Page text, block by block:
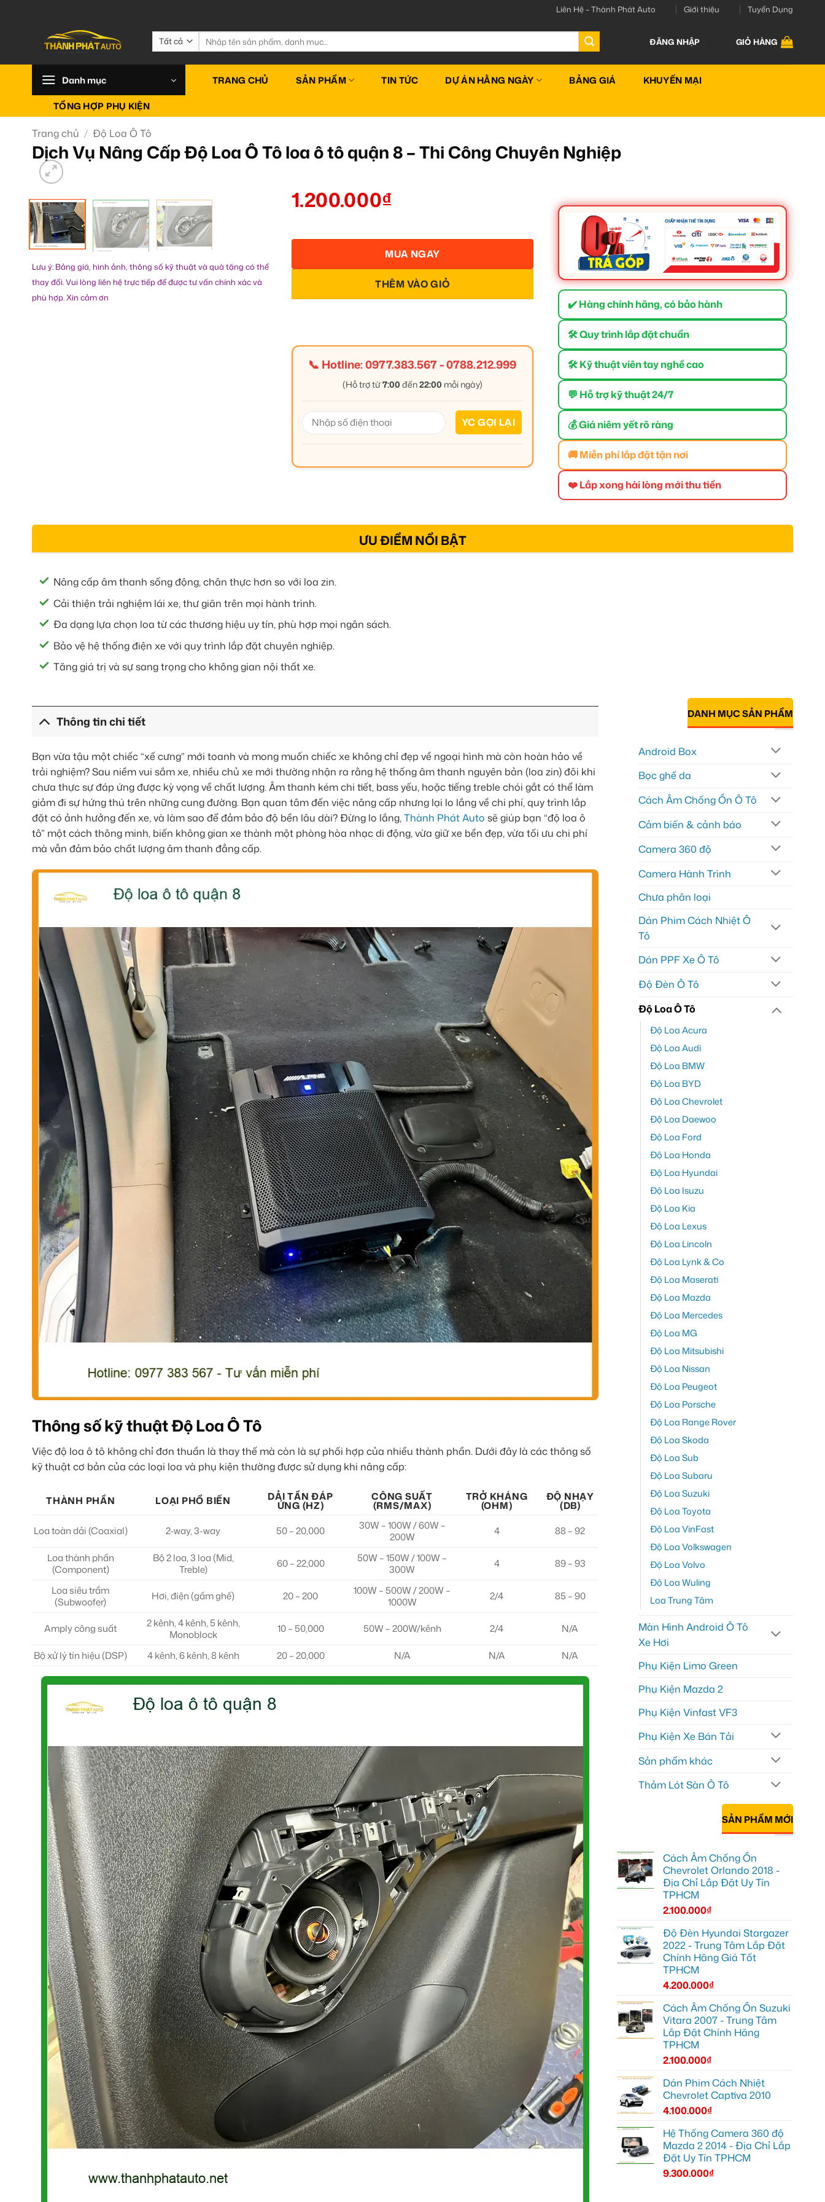
Liên Hệ – Thành Phát Auto Giới thiệu Tuyển Dụng
Tìm
kiếm:
ĐĂNG NHẬP GIỎ HÀNG
Danh mục TRANG CHỦ SẢN PHẨM TIN TỨC DỰ ÁN HẰNG NGÀY BẢNG GIÁ KHUYẾN MẠI
TỔNG HỢP PHỤ KIỆN
Trang chủ / Độ Loa Ô Tô
Dịch Vụ Nâng Cấp Độ Loa Ô Tô loa ô tô quận 8 – Thi Công Chuyên Nghiệp
Lưu ý: Bảng giá, hình ảnh, thông số kỹ thuật và quà tặng có thể
thay đổi. Vui lòng liên hệ trực tiếp để được tư vấn chính xác và
phù hợp. Xin cảm ơn
1.200.000₫
THÊM VÀO GIỎ
MUA NGAY
📞 Hotline:0977.383.567-0788.212.999
(Hỗ trợ từ7:00 đến22:00 mỗi ngày)
✔️ Hàng chính hãng, có bảo hành
🛠 Quy trình lắp đặt chuẩn
🛠 Kỹ thuật viên tay nghề cao
💬 Hỗ trợ kỹ thuật 24/7
💰 Giá niêm yết rõ ràng
🚚 Miễn phí lắp đặt tận nơi
❤️ Lắp xong hài lòng mới thu tiền
ƯU ĐIỂM NỔI BẬT
Nâng cấp âm thanh sống động, chân thực hơn so với loa zin.
Cải thiện trải nghiệm lái xe, thư giãn trên mọi hành trình.
Đa dạng lựa chọn loa từ các thương hiệu uy tín, phù hợp mọi ngân sách.
Bảo vệ hệ thống điện xe với quy trình lắp đặt chuyên nghiệp.
Tăng giá trị và sự sang trọng cho không gian nội thất xe.
Thông tin chi tiết
Bạn vừa tậu một chiếc “xế cưng” mới toanh và mong muốn chiếc xe không chỉ đẹp về ngoại hình mà còn hoàn hảo về
trải nghiệm? Sau niềm vui sắm xe, nhiều chủ xe mới thường nhận ra rằng hệ thống âm thanh nguyên bản (loa zin) đôi khi
chưa thực sự đáp ứng được kỳ vọng về chất lượng. Âm thanh kém chi tiết, bass yếu, hoặc tiếng treble chói gắt có thể làm
giảm đi sự hứng thú trên những cung đường. Bạn quan tâm đến việc nâng cấp nhưng lại lo lắng về chi phí, quy trình lắp
đặt có ảnh hưởng đến xe, và làm sao để đảm bảo độ bền lâu dài? Đừng lo lắng,Thành Phát Auto sẽ giúp bạn “độ loa ô
tô” một cách thông minh, biến không gian xe thành một phòng hòa nhạc di động, vừa giữ xe bền đẹp, vừa tối ưu chi phí
mà vẫn đảm bảo chất lượng âm thanh đẳng cấp.
Thông số kỹ thuật Độ Loa Ô Tô
Việc độ loa ô tô không chỉ đơn thuần là thay thế mà còn là sự phối hợp của nhiều thành phần. Dưới đây là các thông số
kỹ thuật cơ bản của các loại loa và phụ kiện thường được sử dụng khi nâng cấp:
THÀNH PHẦN LOẠI PHỔ BIẾN DẢI TẦN ĐÁP
ỨNG (HZ)
CÔNG SUẤT
(RMS/MAX)
TRỞ KHÁNG
(OHM)
ĐỘ NHẠY
(DB)
Loa toàn dải (Coaxial)
2-way, 3-way 50 – 20,000
30W – 100W / 60W –
200W
4 88 – 92
Loa thành phần
(Component)
Bộ 2 loa, 3 loa (Mid,
Treble)
60 – 22,000
50W – 150W / 100W –
300W
4 89 – 93
Loa siêu trầm
(Subwoofer)
Hơi, điện (gầm ghế) 20 – 200
100W – 500W / 200W –
1000W
2/4 85 – 90
Amply công suất
2 kênh, 4 kênh, 5 kênh,
Monoblock
10 – 50,000 50W – 200W/kênh 2/4 N/A
Bộ xử lý tín hiệu (DSP) 4 kênh, 6 kênh, 8 kênh 20 – 20,000 N/A N/A N/A
DANH MỤC SẢN PHẨM
Android Box
Bọc ghế da
Cách Âm Chống Ồn Ô Tô
Cảm biến & cảnh báo
Camera 360 độ
Camera Hành Trình
Chưa phân loại
Dán Phim Cách Nhiệt Ô
Tô
Dán PPF Xe Ô Tô
Độ Đèn Ô Tô
Độ Loa Ô Tô
Độ Loa Acura
Độ Loa Audi
Độ Loa BMW
Độ Loa BYD
Độ Loa Chevrolet
Độ Loa Daewoo
Độ Loa Ford
Độ Loa Honda
Độ Loa Hyundai
Độ Loa Isuzu
Độ Loa Kia
Độ Loa Lexus
Độ Loa Lincoln
Độ Loa Lynk & Co
Độ Loa Maserati
Độ Loa Mazda
Độ Loa Mercedes
Độ Loa MG
Độ Loa Mitsubishi
Độ Loa Nissan
Độ Loa Peugeot
Độ Loa Porsche
Độ Loa Range Rover
Độ Loa Skoda
Độ Loa Sub
Độ Loa Subaru
Độ Loa Suzuki
Độ Loa Toyota
Độ Loa VinFast
Độ Loa Volkswagen
Độ Loa Volvo
Độ Loa Wuling
Loa Trung Tâm
Màn Hình Android Ô Tô
Xe Hơi
Phụ Kiện Limo Green
Phụ Kiện Mazda 2
Phụ Kiện Vinfast VF3
Phụ Kiện Xe Bán Tải
Sản phẩm khác
Thảm Lót Sàn Ô Tô
SẢN PHẨM MỚI
Cách Âm Chống Ồn
Chevrolet Orlando 2018 -
Địa Chỉ Lắp Đặt Uy Tín
TPHCM
2.100.000₫
Độ Đèn Hyundai Stargazer
2022 - Trung Tâm Lắp Đặt
Chính Hãng Giá Tốt
TPHCM
4.200.000₫
Cách Âm Chống Ồn Suzuki
Vitara 2007 - Trung Tâm
Lắp Đặt Chính Hãng
TPHCM
2.100.000₫
Dán Phim Cách Nhiệt
Chevrolet Captiva 2010
4.100.000₫
Hệ Thống Camera 360 độ
Mazda 2 2014 - Địa Chỉ Lắp
Đặt Uy Tín TPHCM
9.300.000₫